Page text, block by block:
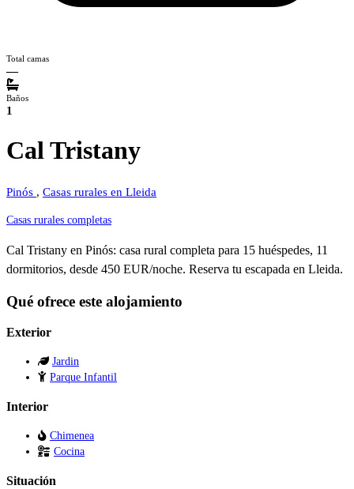
Total camas
—
Baños
1
Cal Tristany
Pinós , Casas rurales en Lleida
Casas rurales completas
Cal Tristany en Pinós: casa rural completa para 15 huéspedes, 11
dormitorios, desde 450 EUR/noche. Reserva tu escapada en Lleida.
Qué ofrece este alojamiento
Exterior
Jardin
Parque Infantil
Interior
Chimenea
Cocina
Situación